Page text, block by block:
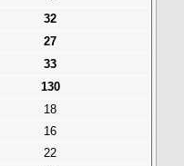
32
27
33
130
18
16
22